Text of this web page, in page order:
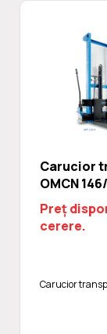
Carucior
OMCN
Preț
cerere.
Carucior